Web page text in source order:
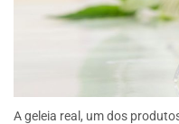
A geleia real, um dos